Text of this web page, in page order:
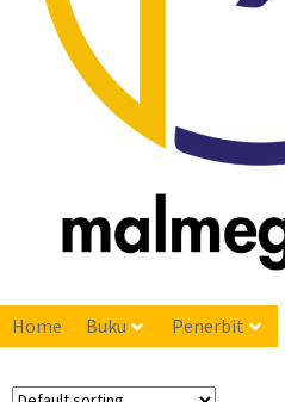
Home Buku Penerbit